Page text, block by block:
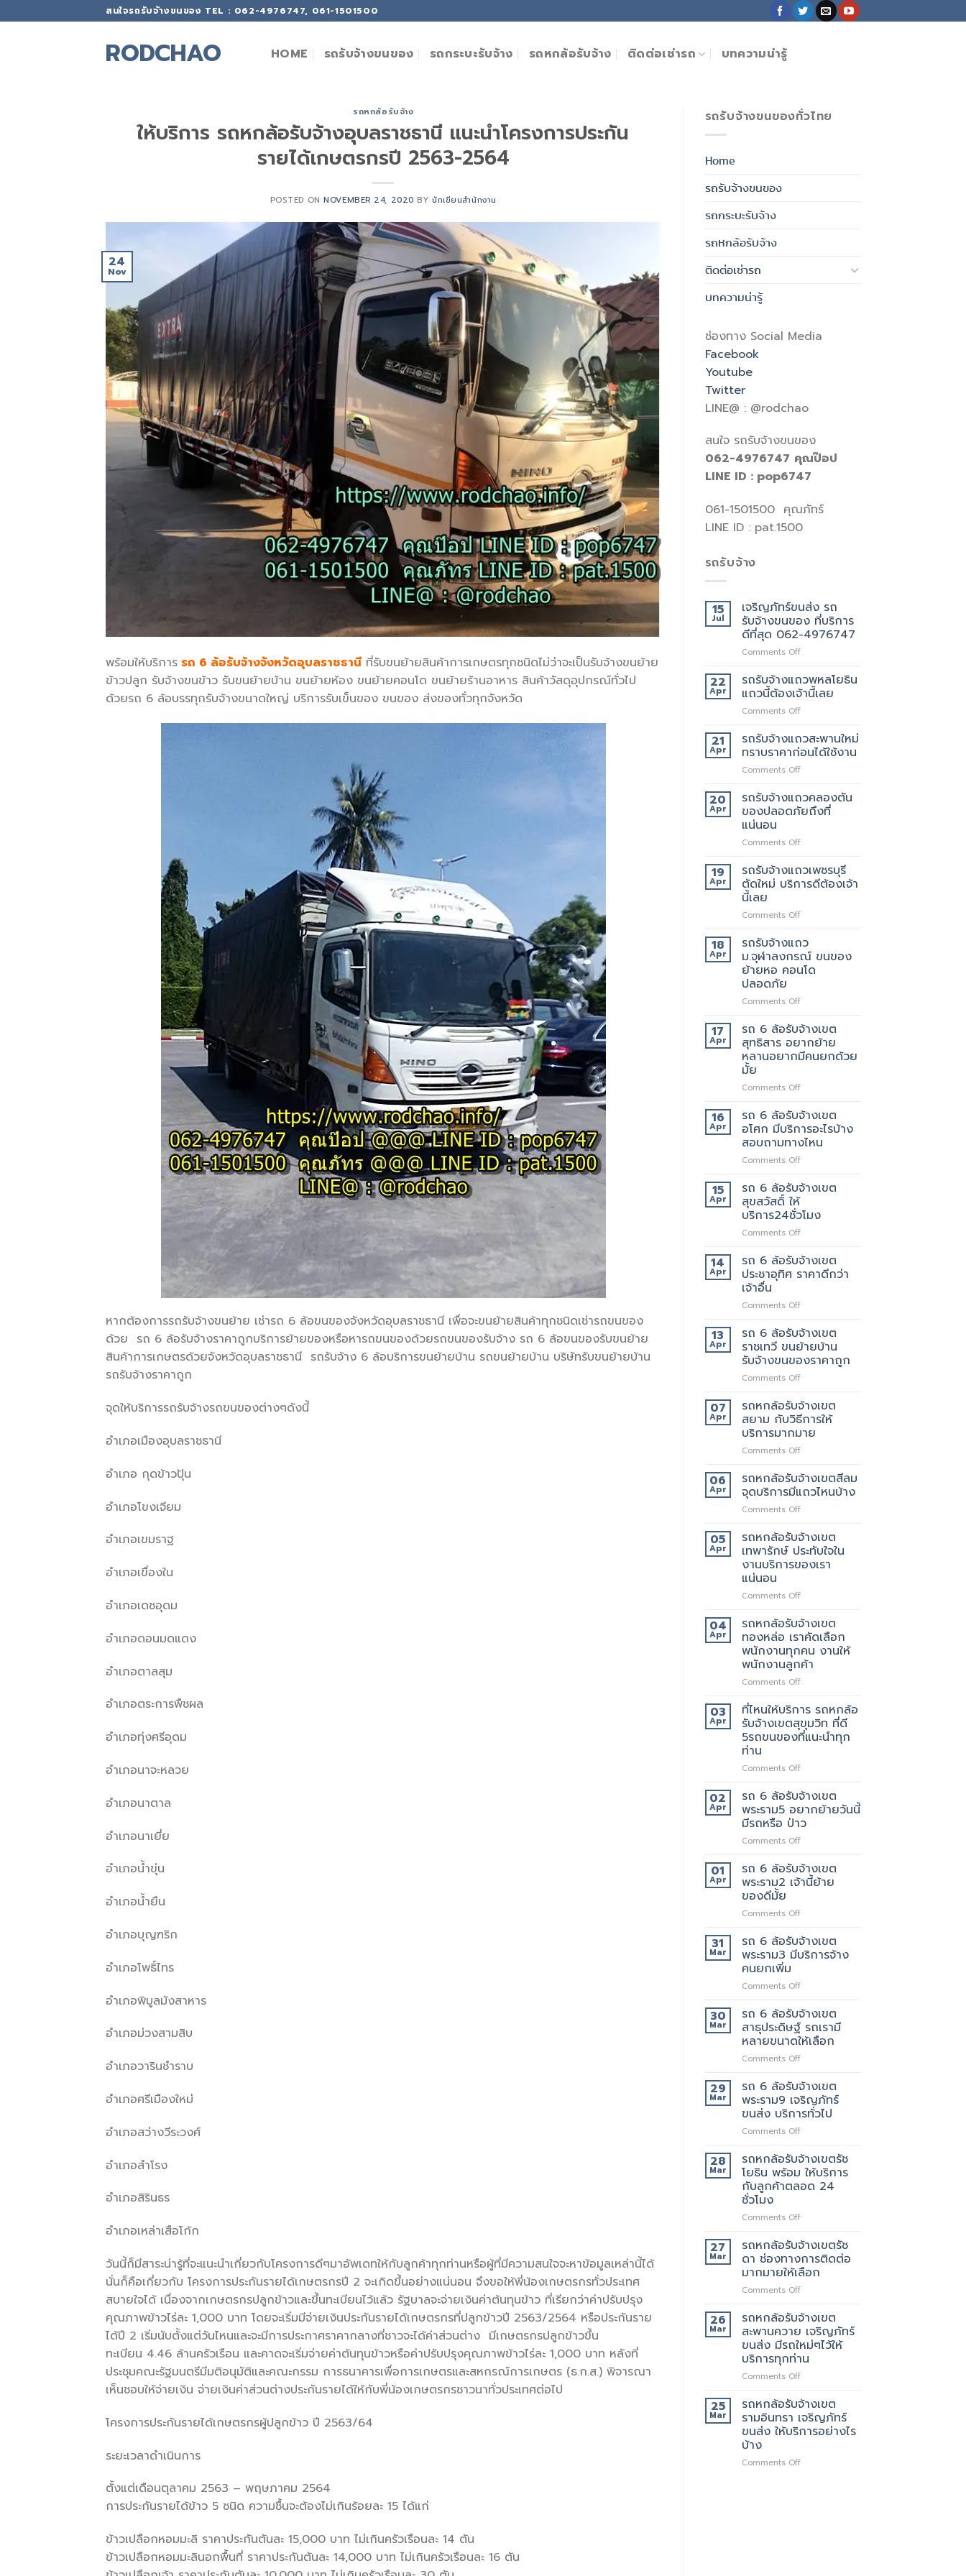
to
สนใจรถรับจ้างขนของ TEL : 062-4976747, 061-1501500
RODCHAO HOME รถรับจ้างขนของ รถกระบะรับจ้าง รถหกล้อรับจ้าง ติดต่อเช่ารถ บทความน่ารู้
รถหกล้อรับจ้าง
ให้บริการ รถหกล้อรับจ้างอุบลราชธานี แนะนำโครงการประกัน
รายได้เกษตรกรปี 2563-2564
POSTED ONNOVEMBER 24, 2020 BYนักเขียนสำนักงาน
24
Nov
พร้อมให้บริการ รถ 6 ล้อรับจ้างจังหวัดอุบลราชธานี ที่รับขนย้ายสินค้าการเกษตรทุกชนิดไม่ว่าจะเป็นรับจ้างขนย้าย
ข้าวปลูก รับจ้างขนข้าว รับขนย้ายบ้าน ขนย้ายห้อง ขนย้ายคอนโด ขนย้ายร้านอาหาร สินค้าวัสดุอุปกรณ์ทั่วไป
ด้วยรถ 6 ล้อบรรทุกรับจ้างขนาดใหญ่ บริการรับเข็นของ ขนของ ส่งของทั่วทุกจังหวัด
หากต้องการรถรับจ้างขนย้าย เช่ารถ 6 ล้อขนของจังหวัดอุบลราชธานี เพื่อจะขนย้ายสินค้าทุกชนิดเช่ารถขนของ
ด้วย รถ 6 ล้อรับจ้างราคาถูกบริการย้ายของหรือหารถขนของด้วยรถขนของรับจ้าง รถ 6 ล้อขนของรับขนย้าย
สินค้าการเกษตรด้วยจังหวัดอุบลราชธานี รถรับจ้าง 6 ล้อบริการขนย้ายบ้าน รถขนย้ายบ้าน บริษัทรับขนย้ายบ้าน
รถรับจ้างราคาถูก
จุดให้บริการรถรับจ้างรถขนของต่างๆดังนี้
อำเภอเมืองอุบลราชธานี
อำเภอ กุดข้าวปุ้น
อำเภอโขงเจียม
อำเภอเขมราฐ
อำเภอเขื่องใน
อำเภอเดชอุดม
อำเภอดอนมดแดง
อำเภอตาลสุม
อำเภอตระการพืชผล
อำเภอทุ่งศรีอุดม
อำเภอนาจะหลวย
อำเภอนาตาล
อำเภอนาเยี่ย
อำเภอน้ำขุ่น
อำเภอน้ำยืน
อำเภอบุญฑริก
อำเภอโพธิ์ไทร
อำเภอพิบูลมังสาหาร
อำเภอม่วงสามสิบ
อำเภอวารินชำราบ
อำเภอศรีเมืองใหม่
อำเภอสว่างวีระวงศ์
อำเภอสำโรง
อำเภอสิรินธร
อำเภอเหล่าเสือโก้ก
วันนี้ก็มีสาระน่ารู้ที่จะแนะนำเกี่ยวกับโครงการดีๆมาอัพเดทให้กับลูกค้าทุกท่านหรือผู้ที่มีความสนใจจะหาข้อมูลเหล่านี้ได้
นั่นก็คือเกี่ยวกับ โครงการประกันรายได้เกษตรกรปี 2 จะเกิดขึ้นอย่างแน่นอน จึงขอให้พี่น้องเกษตรกรทั่วประเทศ
สบายใจได้ เนื่องจากเกษตรกรปลูกข้าวและขึ้นทะเบียนไว้แล้ว รัฐบาลจะจ่ายเงินค่าต้นทุนข้าว ที่เรียกว่าค่าปรับปรุง
คุณภาพข้าวไร่ละ 1,000 บาท โดยจะเริ่มมีจ่ายเงินประกันรายได้เกษตรกรที่ปลูกข้าวปี 2563/2564 หรือประกันราย
ได้ปี 2 เริ่มนับตั้งแต่วันไหนและจะมีการประกาศราคากลางที่ชาวจะได้ค่าส่วนต่าง มีเกษตรกรปลูกข้าวขึ้น
ทะเบียน 4.46 ล้านครัวเรือน และคาดจะเริ่มจ่ายค่าต้นทุนข้าวหรือค่าปรับปรุงคุณภาพข้าวไร่ละ 1,000 บาท หลังที่
ประชุมคณะรัฐมนตรีมีมติอนุมัติและคณะกรรม การธนาคารเพื่อการเกษตรและสหกรณ์การเกษตร (ธ.ก.ส.) พิจารณา
เห็นชอบให้จ่ายเงิน จ่ายเงินค่าส่วนต่างประกันรายได้ให้กับพี่น้องเกษตรกรชาวนาทั่วประเทศต่อไป
โครงการประกันรายได้เกษตรกรผู้ปลูกข้าว ปี 2563/64
ระยะเวลาดำเนินการ
ตั้งแต่เดือนตุลาคม 2563 – พฤษภาคม 2564
การประกันรายได้ข้าว 5 ชนิด ความชื้นจะต้องไม่เกินร้อยละ 15 ได้แก่
ข้าวเปลือกหอมมะลิ ราคาประกันตันละ 15,000 บาท ไม่เกินครัวเรือนละ 14 ตัน
ข้าวเปลือกหอมมะลินอกพื้นที่ ราคาประกันตันละ 14,000 บาท ไม่เกินครัวเรือนละ 16 ตัน
รถรับจ้างขนของทั่วไทย
Home
รถรับจ้างขนของ
รถกระบะรับจ้าง
รถหกล้อรับจ้าง
ติดต่อเช่ารถ
บทความน่ารู้
ช่องทาง Social Media
Facebook
Youtube
Twitter
LINE@ : @rodchao
สนใจ รถรับจ้างขนของ
062-4976747 คุณป๊อป
LINE ID : pop6747
061-1501500 คุณภัทร์
LINE ID : pat.1500
รถรับจ้าง
15
Jul
เจริญภัทร์ขนส่ง รถ
รับจ้างขนของ ที่บริการ
ดีที่สุด 062-4976747
Comments Offon
ริญ
ภัทร์
ขนส่ง
รถ
ขน
ของ
ที่สุด
062-
22
Apr
รถรับจ้างแถวพหลโยธิน
แถวนี้ต้องเจ้านี้เลย
Comments Offon
รับจ้าง
แถว
พหลโยธิน
แถว
ต้อง
เจ้า
21
Apr
รถรับจ้างแถวสะพานใหม่
ทราบราคาก่อนได้ใช้งาน
Comments Offon
รับจ้าง
แถว
สะพาน
ทราบ
ก่อน
ได้
ใช้
20
Apr
รถรับจ้างแถวคลองตัน
ของปลอดภัยถึงที่
แน่นอน
Comments Offon
รับจ้าง
แถว
คลองตัน
ปลอดภัย
แน่นอน
19
Apr
รถรับจ้างแถวเพชรบุรี
ตัดใหม่ บริการดีต้องเจ้า
นี้เลย
Comments Offon
รับจ้าง
แถว
เพชรบุรี
ตัด
บริการ
ต้อง
เจ้า
นี้
เลย
18
Apr
รถรับจ้างแถว
ม.จุฬาลงกรณ์ ขนของ
ย้ายหอ คอนโด
ปลอดภัย
Comments Offon
รับ
จ้าง
แถวม.จุฬาลงกรณ์
ขน
ย้าย
คอน
โด
ปลอดภัย
17
Apr
รถ 6 ล้อรับจ้างเขต
สุทธิสาร อยากย้าย
หลานอยากมีคนยกด้วย
มั้ย
Comments Offon
6
ล้อ
รับจ้าง
เขต
สุทธิสาร
ย้าย
หลาน
อยาก
มี
คน
ด้วย
มั้ย
16
Apr
รถ 6 ล้อรับจ้างเขต
อโศก มีบริการอะไรบ้าง
สอบถามทางไหน
Comments Offon
6
ล้อ
รับจ้าง
เขต
อโศก
บริการ
อะไร
บ้าง
ทาง
15
Apr
รถ 6 ล้อรับจ้างเขต
สุขสวัสดิ์ ให้
บริการ24ชั่วโมง
Comments Offon
6
ล้อ
รับจ้าง
สุขสวัสดิ์
บริการ24ชั่วโมง
14
Apr
รถ 6 ล้อรับจ้างเขต
ประชาอุทิศ ราคาดีกว่า
เจ้าอื่น
Comments Offon
6
ล้อ
รับจ้าง
เขต
ประชาอุทิศ
ดี
กว่า
เจ้า
อื่น
13
Apr
รถ 6 ล้อรับจ้างเขต
ราชเทวี ขนย้ายบ้าน
รับจ้างขนของราคาถูก
Comments Offon
6
ล้อ
รับจ้าง
เขต
ราชเทวี
ย้าย
บ้าน
รับจ้าง
ขน
ราคา
ถูก
07
Apr
รถหกล้อรับจ้างเขต
สยาม กับวิธีการให้
บริการมากมาย
Comments Offon
หก
ล้อ
รับจ้าง
เขต
กับ
วิธี
การ
ให้
มากมาย
06
Apr
รถหกล้อรับจ้างเขตสีลม
จุดบริการมีแถวไหนบ้าง
Comments Offon
หก
ล้อ
รับจ้าง
เขต
จุด
มี
แถว
ไหน
บ้าง
05
Apr
รถหกล้อรับจ้างเขต
เทพารักษ์ ประทับใจใน
งานบริการของเรา
แน่นอน
Comments Offon
หก
ล้อ
รับจ้าง
เขต
เทพารักษ์
ประทับ
ใน
งาน
บริการ
ของ
แน่นอน
04
Apr
รถหกล้อรับจ้างเขต
ทองหล่อ เราคัดเลือก
พนักงานทุกคน งานให้
พนักงานลูกค้า
Comments Offon
หก
ล้อ
รับจ้าง
เขต
เรา
เลือก
พนักงาน
ทุก
คน
งาน
พนักงาน
ลูกค้า
03
Apr
ที่ไหนให้บริการ รถหกล้อ
รับจ้างเขตสุขุมวิท ที่ดี
5รถขนของที่แนะนำทุก
ท่าน
Comments Offon
ให้
บริการ
รถ
หก
ล้อ
เขต
สุขุมวิท
ที่
5รถ
ของ
ที่
ท่าน
02
Apr
รถ 6 ล้อรับจ้างเขต
พระราม5 อยากย้ายวันนี้
มีรถหรือ ป่าว
Comments Offon
6
ล้อ
รับจ้าง
พระราม5
ย้าย
วัน
นี้
รถ
ป่าว
01
Apr
รถ 6 ล้อรับจ้างเขต
พระราม2 เจ้านี้ย้าย
ของดีมั้ย
Comments Offon
6
ล้อ
รับจ้าง
พระราม2
นี้
ย้าย
ของดี
มั้ย
31
Mar
รถ 6 ล้อรับจ้างเขต
พระราม3 มีบริการจ้าง
คนยกเพิ่ม
Comments Offon
6
ล้อ
รับจ้าง
เขต
พระราม3
บริการ
จ้าง
คน
ยก
เพิ่ม
30
Mar
รถ 6 ล้อรับจ้างเขต
สาธุประดิษฐ์ รถเรามี
หลายขนาดให้เลือก
Comments Offon
6
ล้อ
รับจ้าง
เขต
สาธุประดิษฐ์
เรา
มี
หลาย
ขนาด
เลือก
29
Mar
รถ 6 ล้อรับจ้างเขต
พระราม9 เจริญภัทร์
ขนส่ง บริการทั่วไป
Comments Offon
6
ล้อ
รับจ้าง
เขต
เจ
ภัทร์
ขนส่ง
บริการ
ทั่วไป
28
Mar
รถหกล้อรับจ้างเขตรัช
โยธิน พร้อม ให้บริการ
กับลูกค้าตลอด 24
ชั่วโมง
Comments Offon
หก
ล้อ
รับจ้าง
เขต
รัช
พร้อม
ให้
บริการ
กับ
ลูกค้า
ตลอด
ชั่วโมง
27
Mar
รถหกล้อรับจ้างเขตรัช
ดา ช่องทางการติดต่อ
มากมายให้เลือก
Comments Offon
หก
ล้อ
รับจ้าง
เขต
รัช
ดา
ทางการ
ติดต่อ
มากมาย
ให้
26
Mar
รถหกล้อรับจ้างเขต
สะพานควาย เจริญภัทร์
ขนส่ง มีรถใหม่ๆไว้ให้
บริการทุกท่าน
Comments Offon
หก
ล้อ
รับจ้าง
เขต
เจ
25
Mar
รถหกล้อรับจ้างเขต
รามอินทรา เจริญภัทร์
ขนส่ง ให้บริการอย่างไร
บ้าง
Comments Offon